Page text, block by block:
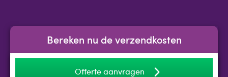
Bereken nu de verzendkosten
Offerte aanvragen